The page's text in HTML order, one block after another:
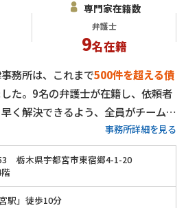
専門家在籍数
弁護士
9名在籍
務所は、これまで500件を超える債
た。9名の弁護士が在籍し、依頼者
く解決できるよう、全員がチームと
ます。借金問題に関するご相談は何度
用面で心配を抱えている方も多いと
分割方法はご相談の上柔軟に決定さ
気軽にご相談ください。
事務所詳細を見る
栃木県宇都宮市東宿郷4-1-20
駅」徒歩10分